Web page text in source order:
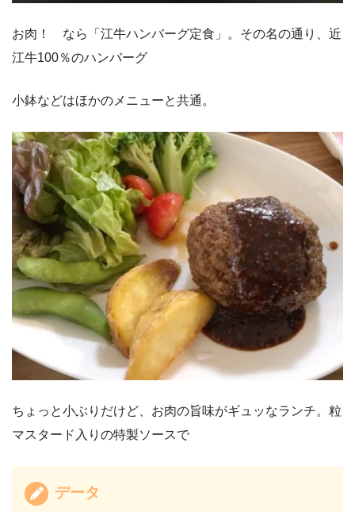
お肉！ なら「江牛ハンバーグ定食」。その名の通り、近
江牛100％のハンバーグ
小鉢などはほかのメニューと共通。
ちょっと小ぶりだけど、お肉の旨味がギュッなランチ。粒
マスタード入りの特製ソースで
データ